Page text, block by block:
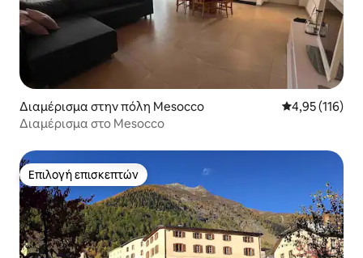
Διαμέρισμα στην πόλη Mesocco Μέση
4,95 (116)
Διαμέρισμα στο Mesocco
Επιλογή επισκεπτών
Επιλογή επισκεπτών